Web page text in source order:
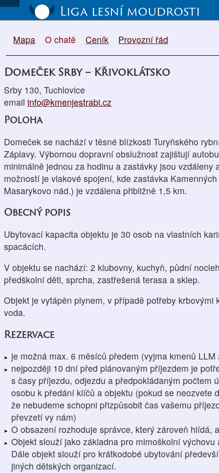
Liga lesní moudrosti
Mapa O chatě Ceník Provozní řád
Domeček Srby – Křivoklátsko
Srby 130, Tuchlovice
email info@kmenjestrabi.cz
Poloha
Domeček se nachází v těsné blízkosti Turyňského
Záplavy. Výbornou dopravní obslužnost zajištují
minimálně jednou za hodinu a zastávky jsou vzdáleny
možností je vlakové spojení, kde zastávka
Masarykovo nád.) je vzdálena přibližně 1,5 km.
Obecný popis
Ubytovací kapacita objektu je 30 osob na vlastních
spacácích.
V objektu se nachází: 2 klubovny, kuchyň, půdní
předškolní děti, sprcha, zastřešená terasa a sklep.
Objekt je vytápěn plynem, v případě potřeby krbovými
voda.
Rezervace
je možná max. 6 měsíců předem (vyjma kmenů
nejpozději 10 dní před plánovaným příjezdem je
s časy příjezdu, odjezdu a předpokládaným počtem
osobu k předání klíčů a objektu (pokud se neozvete
že nebudeme schopni přizpůsobit čas vašemu
převzetí vy nám)
O obsazení rozhoduje správce, který zároveň hlídá,
Objekt slouží jako základna pro mimoškolní
Dále objekt slouží pro krátkodobé ubytování
jiných dětských organizací.